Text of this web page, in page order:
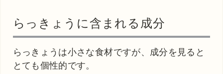
らっきょうに含まれる成分
らっきょうは小さな食材ですが、成分を見ると
とても個性的です。